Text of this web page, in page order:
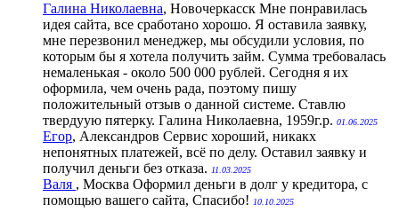
Галина Николаевна, Новочеркасск Мне понравилась
идея сайта, все сработано хорошо. Я оставила заявку,
мне перезвонил менеджер, мы обсудили условия, по
которым бы я хотела получить займ. Сумма требовалась
немаленькая - около 500 000 рублей. Сегодня я их
оформила, чем очень рада, поэтому пишу
положительный отзыв о данной системе. Ставлю
твердуую пятерку. Галина Николаевна, 1959г.р. 01.06.2025
Егор, Александров Сервис хороший, никакх
непонятных платежей, всё по делу. Оставил заявку и
получил деньги без отказа. 11.03.2025
Валя , Москва Оформил деньги в долг у кредитора, с
помощью вашего сайта, Спасибо! 10.10.2025